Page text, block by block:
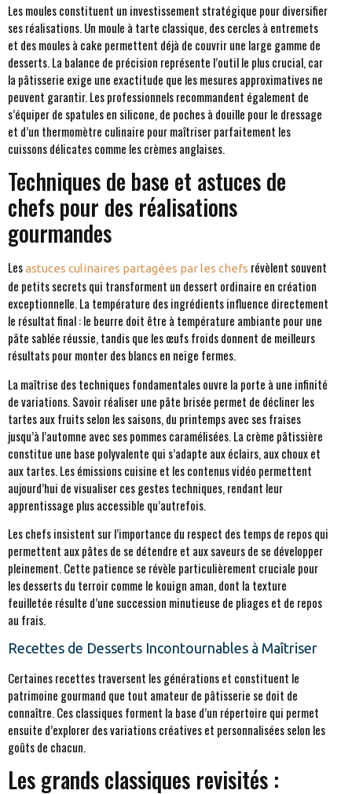
Les moules constituent un investissement stratégique pour diversifier
ses réalisations. Un moule à tarte classique, des cercles à entremets
et des moules à cake permettent déjà de couvrir une large gamme de
desserts. La balance de précision représente l’outil le plus crucial, car
la pâtisserie exige une exactitude que les mesures approximatives ne
peuvent garantir. Les professionnels recommandent également de
s’équiper de spatules en silicone, de poches à douille pour le dressage
et d’un thermomètre culinaire pour maîtriser parfaitement les
cuissons délicates comme les crèmes anglaises.
Techniques de base et astuces de
chefs pour des réalisations
gourmandes
Lesastuces culinaires partagées par les chefs révèlent souvent
de petits secrets qui transforment un dessert ordinaire en création
exceptionnelle. La température des ingrédients influence directement
le résultat final : le beurre doit être à température ambiante pour une
pâte sablée réussie, tandis que les œufs froids donnent de meilleurs
résultats pour monter des blancs en neige fermes.
La maîtrise des techniques fondamentales ouvre la porte à une infinité
de variations. Savoir réaliser une pâte brisée permet de décliner les
tartes aux fruits selon les saisons, du printemps avec ses fraises
jusqu’à l’automne avec ses pommes caramélisées. La crème pâtissière
constitue une base polyvalente qui s’adapte aux éclairs, aux choux et
aux tartes. Les émissions cuisine et les contenus vidéo permettent
aujourd’hui de visualiser ces gestes techniques, rendant leur
apprentissage plus accessible qu’autrefois.
Les chefs insistent sur l’importance du respect des temps de repos qui
permettent aux pâtes de se détendre et aux saveurs de se développer
pleinement. Cette patience se révèle particulièrement cruciale pour
les desserts du terroir comme le kouign aman, dont la texture
feuilletée résulte d’une succession minutieuse de pliages et de repos
au frais.
Recettes de Desserts Incontournables à Maîtriser
Certaines recettes traversent les générations et constituent le
patrimoine gourmand que tout amateur de pâtisserie se doit de
connaître. Ces classiques forment la base d’un répertoire qui permet
ensuite d’explorer des variations créatives et personnalisées selon les
goûts de chacun.
Les grands classiques revisités :